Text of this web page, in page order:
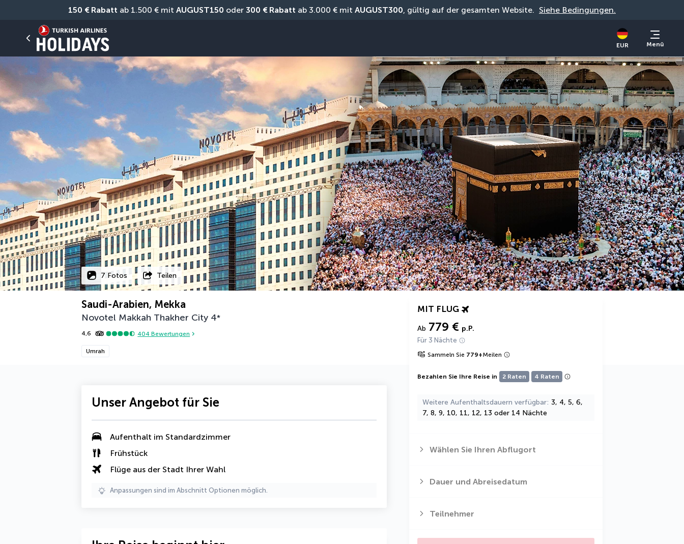
150 € Rabatt ab 1.500 € mit AUGUST150 oder 300 € Rabatt ab 3.000 € mit AUGUST300, gültig auf der gesamten Website. Siehe Bedingungen.
EUR Menü
7 Fotos Teilen
Saudi-Arabien, Mekka
Novotel Makkah Thakher City 4*
4,6 404 Bewertungen
Umrah
MIT FLUG
Ab 779 € p.P.
Für 3 Nächte
Sammeln Sie 779+Meilen
Bezahlen Sie Ihre Reise in 2 Raten 4 Raten
Weitere Aufenthaltsdauern verfügbar 3, 4, 5, 6,
7, 8, 9, 10, 11, 12, 13 oder 14 Nächte
Wählen Sie Ihren Abflugort
Dauer und Abreisedatum
Teilnehmer
Unser Angebot für Sie
Aufenthalt im Standardzimmer
Frühstück
Flüge aus der Stadt Ihrer Wahl
Anpassungen sind im Abschnitt Optionen möglich.